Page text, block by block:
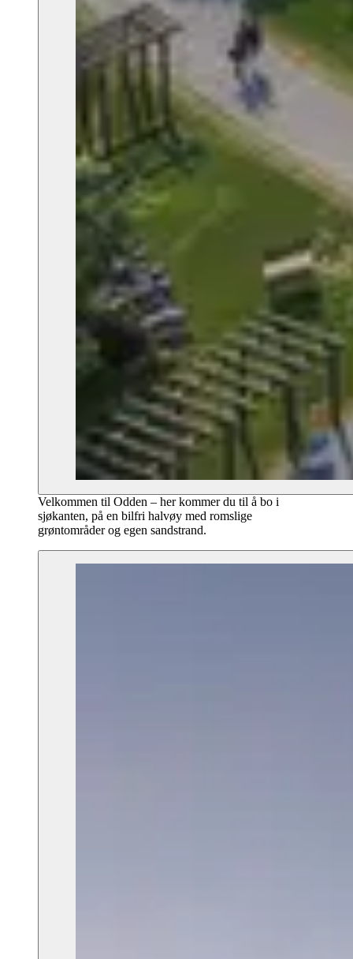
Velkommen til Odden – her kommer du til å bo i
sjøkanten, på en bilfri halvøy med romslige
grøntområder og egen sandstrand.